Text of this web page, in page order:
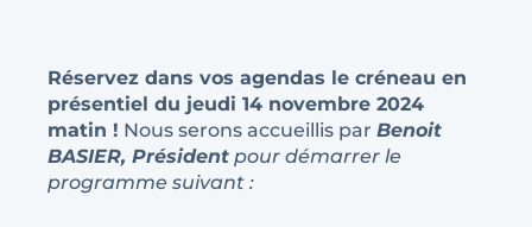
Réservez dans vos agendas le créneau en
présentiel du jeudi 14 novembre 2024
matin ! Nous serons accueillis par Benoit
BASIER, Président pour démarrer le
programme suivant :